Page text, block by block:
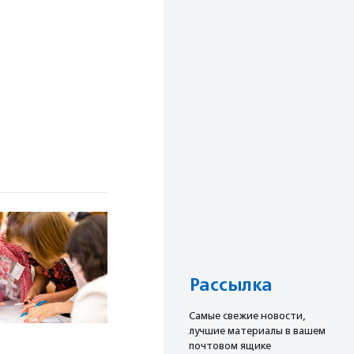
Рассылка
Cамые свежие новости,
лучшие материалы в вашем
почтовом ящике